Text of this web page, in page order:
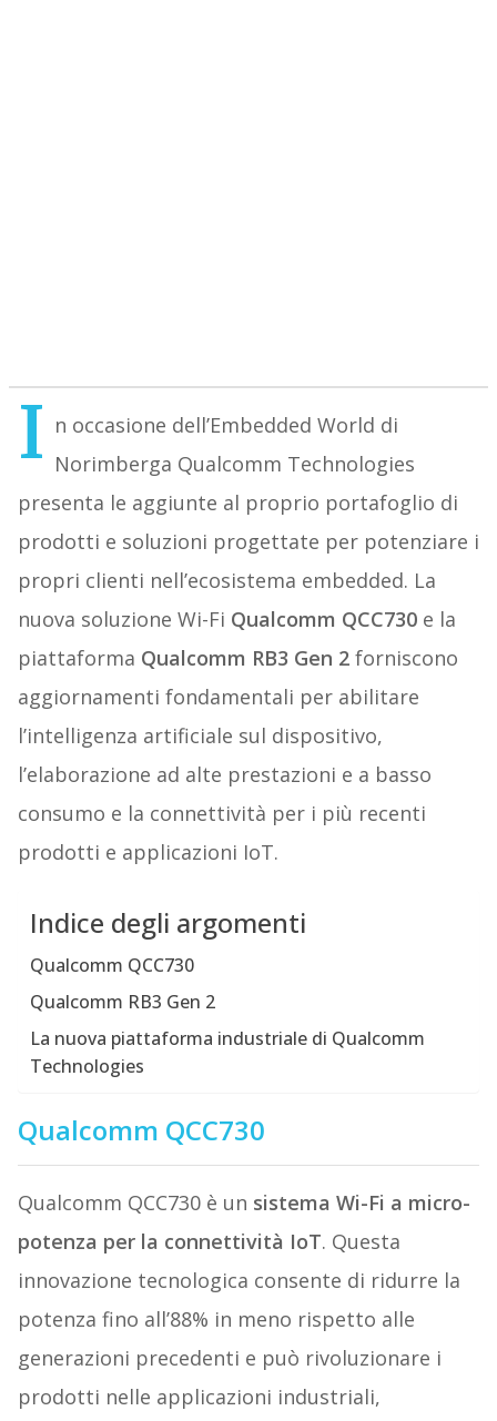
I n occasione dell’Embedded World di
Norimberga Qualcomm Technologies
presenta le aggiunte al proprio portafoglio di
prodotti e soluzioni progettate per potenziare i
propri clienti nell’ecosistema embedded. La
nuova soluzione Wi-Fi Qualcomm QCC730e la
piattaforma Qualcomm RB3 Gen 2forniscono
aggiornamenti fondamentali per abilitare
l’intelligenza artificiale sul dispositivo,
l’elaborazione ad alte prestazioni e a basso
consumo e la connettività per i più recenti
prodotti e applicazioni IoT.
Indice degli argomenti
Qualcomm QCC730
Qualcomm RB3 Gen 2
La nuova piattaforma industriale di Qualcomm
Technologies
Qualcomm QCC730
Qualcomm QCC730 è un sistema Wi-Fi a micro-
potenza per la connettività IoT. Questa
innovazione tecnologica consente di ridurre la
potenza fino all’88% in meno rispetto alle
generazioni precedenti e può rivoluzionare i
prodotti nelle applicazioni industriali,